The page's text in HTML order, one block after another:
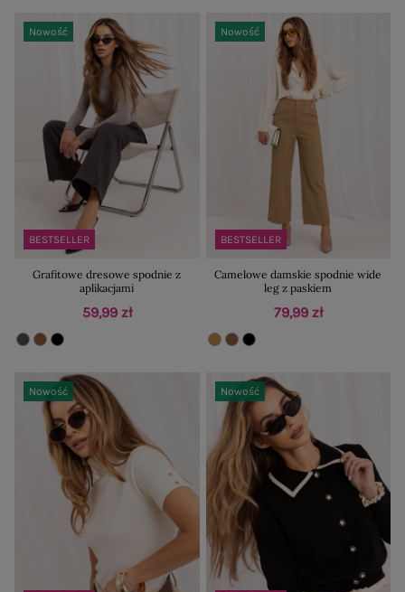
BESTSELLER
Nowość
Grafitowe dresowe spodnie z
aplikacjami
59,99 zł
BESTSELLER
Nowość
Camelowe damskie spodnie wide
leg z paskiem
79,99 zł
Nowość Nowość